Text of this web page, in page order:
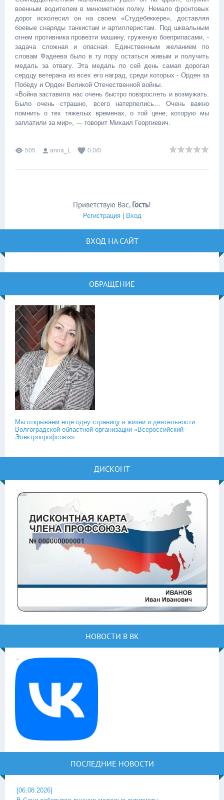
военным водителем в минометном полку. Немало фронтовых
дорог исколесил он на своем «Студебеккере», доставляя
боевые снаряды танкистам и артиллеристам. Под шквальным
огнем противника провезти машину, груженую боеприпасами, -
задача сложная и опасная. Единственным желанием по
словам Фадеева было в ту пору остаться живым и получить
медаль за отвагу. Эта медаль по сей день самая дорогая
сердцу ветерана из всех его наград, среди которых - Орден за
Победу и Орден Великой Отечественной войны.
«Война заставила нас очень быстро повзрослеть и возмужать.
Было очень страшно, всего натерпелись… Очень важно
помнить о тех тяжелых временах, о той цене, которую мы
заплатили за мир», — говорит Михаил Георгиевич.
505 anna_L 0.0/0
Приветствую Вас, Гость!
Регистрация| Вход
ВХОД НА САЙТ
ОБРАЩЕНИЕ
Мы открываем еще одну страницу в жизни и деятельности
Волгоградской областной организации «Всероссийский
Электропрофсоюз»
ДИСКОНТ
НОВОСТИ В ВК
ПОСЛЕДНИЕ НОВОСТИ
[06.08.2026]